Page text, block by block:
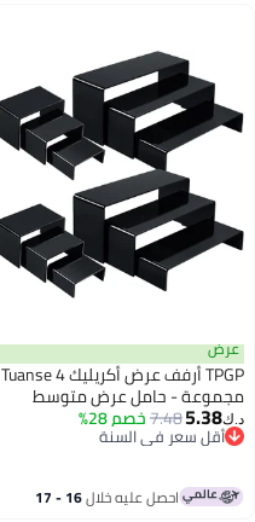
عرض
TPGP أرفف عرض أكريليك Tuanse 4
مجموعة - حامل عرض متوسط
وكبير لكعك الكب كيك والمجوهرات
والمقتنيات (أسود)
د.ك‏5.38
7.48خصم 28%
أقل سعر في السنة
أقل سعر في السنة
احصل عليه خلال 16 - 17